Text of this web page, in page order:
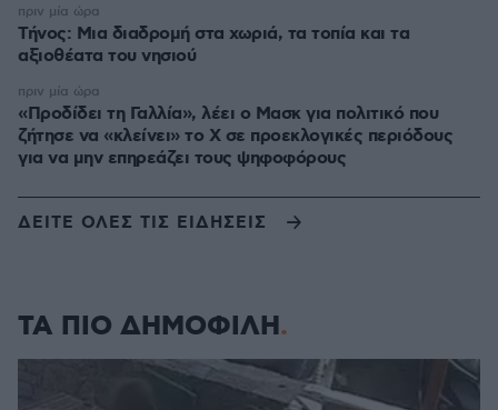
Τήνος: Μια διαδρομή στα χωριά, τα τοπία και τα
αξιοθέατα του νησιού
πριν μία ώρα
«Προδίδει τη Γαλλία», λέει ο Μασκ για πολιτικό που
ζήτησε να «κλείνει» το X σε προεκλογικές περιόδους
για να μην επηρεάζει τους ψηφοφόρους
πριν μία ώρα
ΔΕΙΤΕ ΟΛΕΣ ΤΙΣ ΕΙΔΗΣΕΙΣ
ΤΑ ΠΙΟ ΔΗΜΟΦΙΛΗ